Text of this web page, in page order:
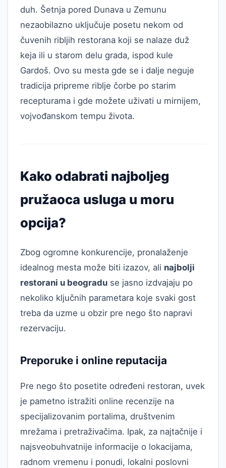
duh. Šetnja pored Dunava u Zemunu
nezaobilazno uključuje posetu nekom od
čuvenih ribljih restorana koji se nalaze duž
keja ili u starom delu grada, ispod kule
Gardoš. Ovo su mesta gde se i dalje neguje
tradicija pripreme riblje čorbe po starim
recepturama i gde možete uživati u mirnijem,
vojvođanskom tempu života.
Kako odabrati najboljeg
pružaoca usluga u moru
opcija?
Zbog ogromne konkurencije, pronalaženje
idealnog mesta može biti izazov, ali najbolji
restorani u beogradu se jasno izdvajaju po
nekoliko ključnih parametara koje svaki gost
treba da uzme u obzir pre nego što napravi
rezervaciju.
Preporuke i online reputacija
Pre nego što posetite određeni restoran, uvek
je pametno istražiti online recenzije na
specijalizovanim portalima, društvenim
mrežama i pretraživačima. Ipak, za najtačnije i
najsveobuhvatnije informacije o lokacijama,
radnom vremenu i ponudi, lokalni poslovni